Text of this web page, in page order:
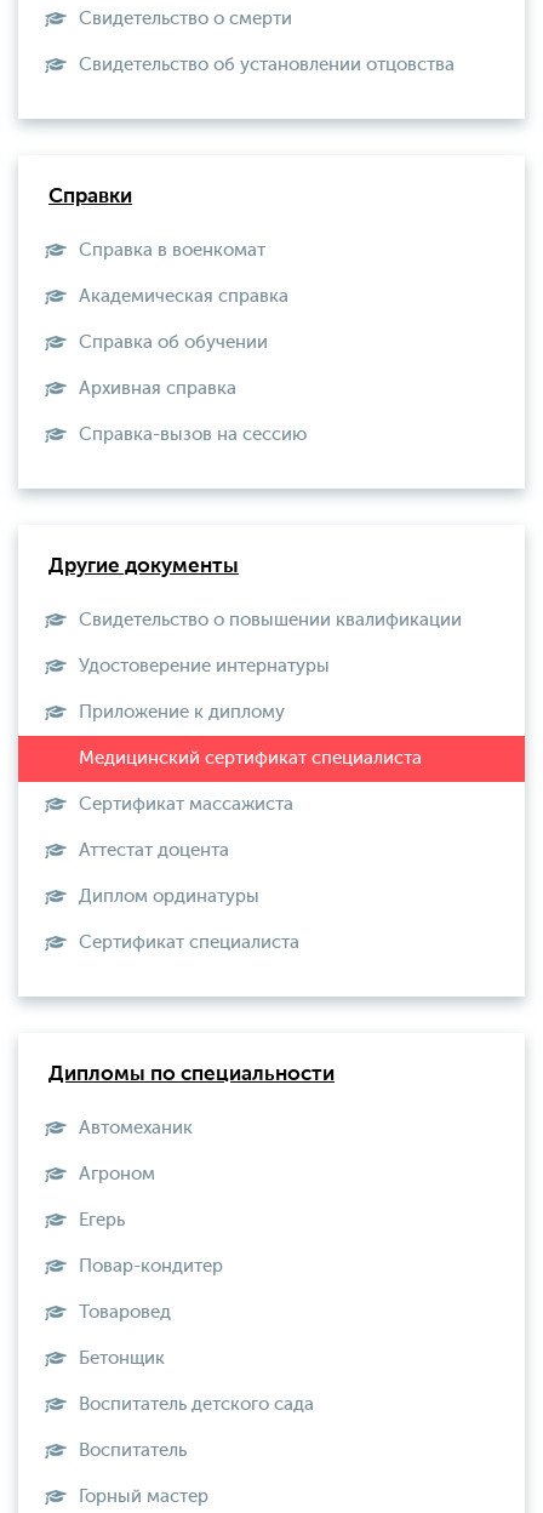
Свидетельство о смерти
Свидетельство об установлении отцовства
Справки
Справка в военкомат
Академическая справка
Справка об обучении
Архивная справка
Справка-вызов на сессию
Другие документы
Свидетельство о повышении квалификации
Удостоверение интернатуры
Приложение к диплому
Сертификат массажиста
Аттестат доцента
Диплом ординатуры
Сертификат специалиста
Дипломы по специальности
Автомеханик
Агроном
Егерь
Повар-кондитер
Товаровед
Бетонщик
Воспитатель детского сада
Воспитатель
Горный мастер